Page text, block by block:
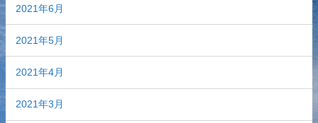
2021年6月
2021年5月
2021年4月
2021年3月